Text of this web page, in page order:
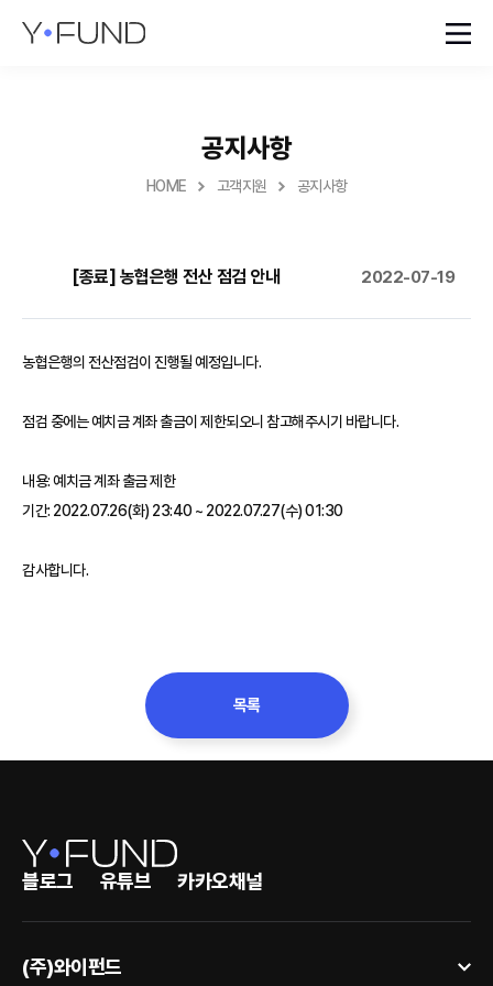
공지사항
HOME 고객지원 공지사항
[종료] 농협은행 전산 점검 안내 2022-07-19
농협은행의 전산점검이 진행될 예정입니다.
점검 중에는 예치금 계좌 출금이 제한되오니 참고해주시기 바랍니다.
내용: 예치금 계좌 출금 제한
기간: 2022.07.26(화) 23:40 ~ 2022.07.27(수) 01:30
감사합니다.
목록
블로그 유튜브 카카오채널
(주)와이펀드